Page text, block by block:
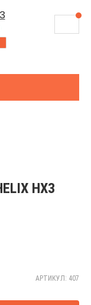
230-17-45
Челны
HX3
АРТИКУЛ: 407